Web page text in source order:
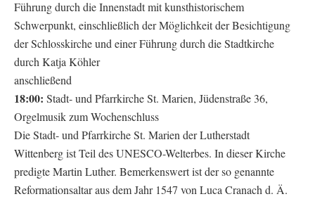
Führung durch die Innenstadt mit kunsthistorischem
Schwerpunkt, einschließlich der Möglichkeit der Besichtigung
der Schlosskirche und einer Führung durch die Stadtkirche
durch Katja Köhler
anschließend
18:00: Stadt- und Pfarrkirche St. Marien, Jüdenstraße 36,
Orgelmusik zum Wochenschluss
Die Stadt- und Pfarrkirche St. Marien der Lutherstadt
Wittenberg ist Teil des UNESCO-Welterbes. In dieser Kirche
predigte Martin Luther. Bemerkenswert ist der so genannte
Reformationsaltar aus dem Jahr 1547 von Luca Cranach d. Ä.